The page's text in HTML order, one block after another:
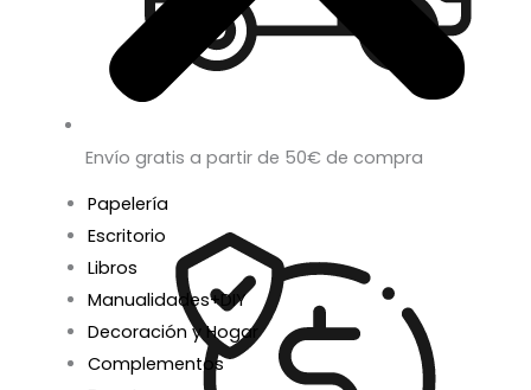
Papelería
Escritorio
Libros
Manualidades+DIY
Decoración y Hogar
Complementos
Envío gratis a partir de 50€ de compra